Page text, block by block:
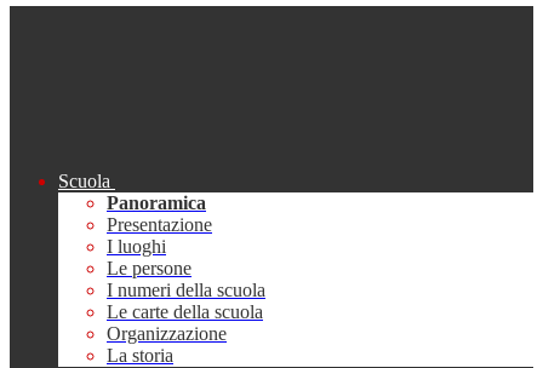
Scuola
Panoramica
Presentazione
I luoghi
Le persone
I numeri della scuola
Le carte della scuola
Organizzazione
La storia